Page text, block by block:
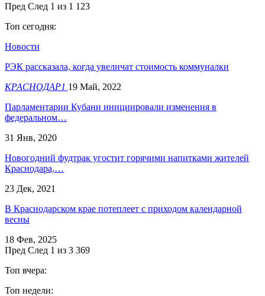
Пред След 1 из 1 123
Топ сегодня:
Новости
РЭК рассказала, когда увеличат стоимость коммуналки
КРАСНОДАР1 19 Май, 2022
Парламентарии Кубани инициировали изменения в
федеральном…
31 Янв, 2020
Новогодний фудтрак угостит горячими напитками жителей
Краснодара,…
23 Дек, 2021
В Краснодарском крае потеплеет с приходом календарной
весны
18 Фев, 2025
Пред След 1 из 3 369
Топ вчера:
Топ недели: